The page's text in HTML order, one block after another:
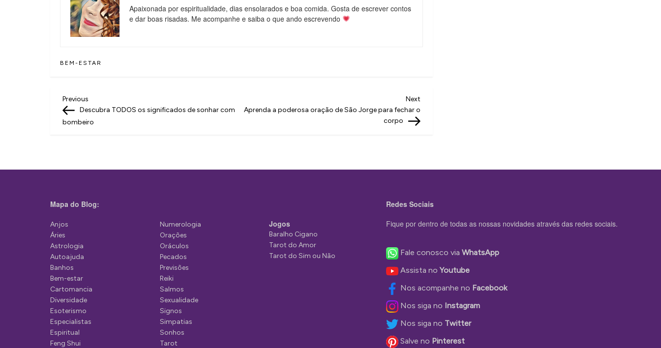
Apaixonada por espiritualidade, dias ensolarados e boa comida. Gosta de escrever contos
e dar boas risadas. Me acompanhe e saiba o que ando escrevendo
BEM-ESTAR
N
a
g
ç
o
d
e
P
o
s
t
Previous
Post
Previous
Descubra TODOS os significados de sonhar com
bombeiro
Next
Aprenda a poderosa oração de São Jorge para fechar o
corpo
Mapa do Blog:
Anjos
Áries
Astrologia
Autoajuda
Banhos
Bem-estar
Cartomancia
Diversidade
Esoterismo
Especialistas
Espiritual
Feng Shui
Numerologia
Orações
Oráculos
Pecados
Previsões
Reiki
Salmos
Sexualidade
Signos
Simpatias
Sonhos
Tarot
Jogos
Baralho Cigano
Tarot do Amor
Tarot do Sim ou Não
Redes Sociais
Fique por dentro de todas as nossas novidades através das redes sociais.
Fale conosco via WhatsApp
Assista noYoutube
Nos acompanhe no Facebook
Nos siga no Instagram
Nos siga no Twitter
Salve no Pinterest